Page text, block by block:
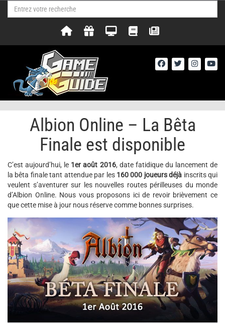
Albion Online – La Bêta
Finale est disponible
C’est aujourd’hui, le 1er août 2016, date fatidique du lancement de
la bêta finale tant attendue par les 160 000 joueurs déjà inscrits qui
veulent s’aventurer sur les nouvelles routes périlleuses du monde
d’Albion Online. Nous vous proposons ici de revoir brièvement ce
que cette mise à jour nous réserve comme bonnes surprises.